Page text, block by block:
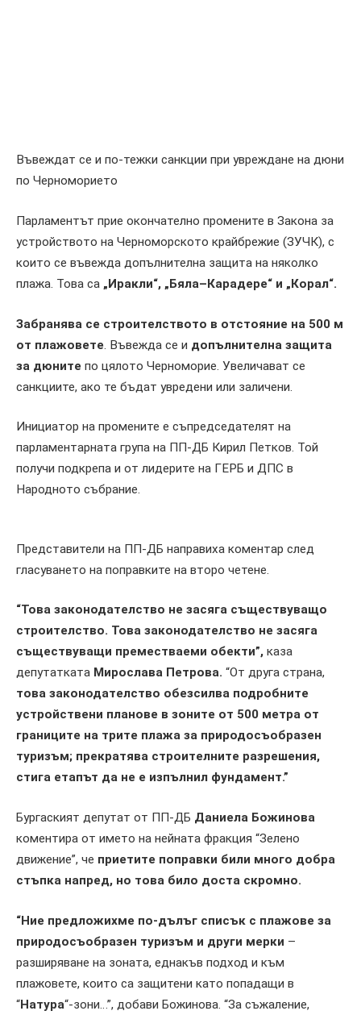
Въвеждат се и по-тежки санкции при увреждане на дюни
по Черноморието
Парламентът прие окончателно промените в Закона за
устройството на Черноморското крайбрежие (ЗУЧК), с
които се въвежда допълнителна защита на няколко
плажа. Това са „Иракли“, „Бяла–Карадере“ и „Корал“.
Забранява се строителството в отстояние на 500 м
от плажовете. Въвежда се и допълнителна защита
за дюните по цялото Черноморие. Увеличават се
санкциите, ако те бъдат увредени или заличени.
Инициатор на промените е съпредседателят на
парламентарната група на ПП-ДБ Кирил Петков. Той
получи подкрепа и от лидерите на ГЕРБ и ДПС в
Народното събрание.
Представители на ПП-ДБ направиха коментар след
гласуването на поправките на второ четене.
“Това законодателство не засяга съществуващо
строителство. Това законодателство не засяга
съществуващи преместваеми обекти”, каза
депутатката Мирослава Петрова. “От друга страна,
това законодателство обезсилва подробните
устройствени планове в зоните от 500 метра от
границите на трите плажа за природосъобразен
туризъм; прекратява строителните разрешения,
стига етапът да не е изпълнил фундамент.”
Бургаският депутат от ПП-ДБ Даниела Божинова
коментира от името на нейната фракция “Зелено
движение”, че приетите поправки били много добра
стъпка напред, но това било доста скромно.
“Ние предложихме по-дълъг списък с плажове за
природосъобразен туризъм и други мерки –
разширяване на зоната, еднакъв подход и към
плажовете, които са защитени като попадащи в
“Натура“-зони…”, добави Божинова. “За съжаление,